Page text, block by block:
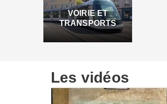
VOIRIE ET
TRANSPORTS
Les vidéos